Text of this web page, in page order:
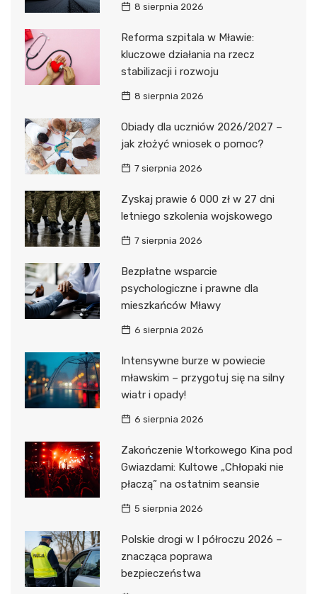
8 sierpnia 2026
Reforma szpitala w Mławie:
kluczowe działania na rzecz
stabilizacji i rozwoju
8 sierpnia 2026
Obiady dla uczniów 2026/2027 –
jak złożyć wniosek o pomoc?
7 sierpnia 2026
Zyskaj prawie 6 000 zł w 27 dni
letniego szkolenia wojskowego
7 sierpnia 2026
Bezpłatne wsparcie
psychologiczne i prawne dla
mieszkańców Mławy
6 sierpnia 2026
Intensywne burze w powiecie
mławskim – przygotuj się na silny
wiatr i opady!
6 sierpnia 2026
Zakończenie Wtorkowego Kina pod
Gwiazdami: Kultowe „Chłopaki nie
płaczą” na ostatnim seansie
5 sierpnia 2026
Polskie drogi w I półroczu 2026 –
znacząca poprawa
bezpieczeństwa